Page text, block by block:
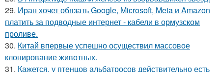
29. Иран хочет обязать Google, Microsoft, Meta и Amazon
платить за подводные интернет - кабели в ормузском
проливе.
30. Китай впервые успешно осуществил массовое
клонирование животных.
31. Кажется, у птенцов альбатросов действительно есть